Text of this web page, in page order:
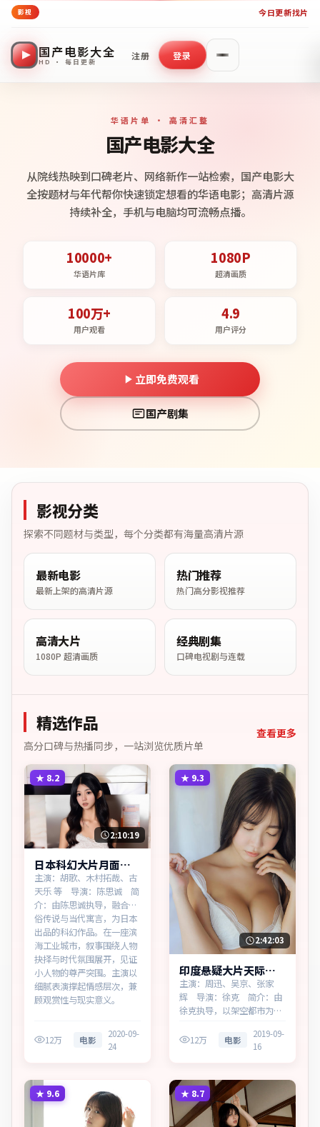
影视 今日更新找片
国产电影大全
HD · 每日更新
注册 登录
华语片单 · 高清汇整
国产电影大全
从院线热映到口碑老片、网络新作一站检索，国产电影大
全按题材与年代帮你快速锁定想看的华语电影；高清片源
持续补全，手机与电脑均可流畅点播。
10000+
华语片库
1080P
超清画质
100万+
用户观看
4.9
用户评分
立即免费观看
国产剧集
影视分类
探索不同题材与类型，每个分类都有海量高清片源
最新电影
最新上架的高清片源
热门推荐
热门高分影视推荐
高清大片
1080P 超清画质
经典剧集
口碑电视剧与连载
精选作品
高分口碑与热播同步，一站浏览优质片单
查看更多
★ 8.2
2:10:19
日本科幻大片月面回
响蓝光资源看
主演：胡歌、木村拓哉、古
天乐 等 导演：陈思诚 简
介：由陈思诚执导，融合民
俗传说与当代寓言，为日本
出品的科幻作品。在一座滨
海工业城市，叙事围绕人物
抉择与时代氛围展开，见证
小人物的尊严突围。主演以
细腻表演撑起情感层次，兼
顾观赏性与现实意义。
12万 电影
2020-09-
24
★ 9.3
2:42:03
印度悬疑大片天际边
界多终端播放
主演：周迅、吴京、张家
辉 导演：徐克 简介：由
徐克执导，以架空都市为蓝
品。在高度疏离的都市丛林
里，叙事围绕人物抉择与时
与真相。主演以细腻表演撑
起情感层次，兼顾观赏性与
现实意义。
12万 电影
2019-09-
16
★ 9.6 ★ 8.7